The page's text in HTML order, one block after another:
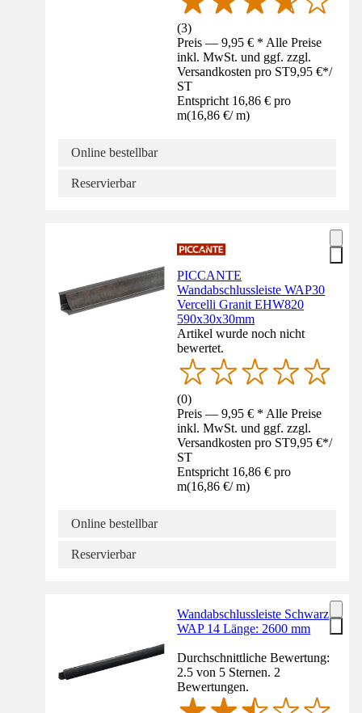
(3)
Preis — 9,95 € * Alle Preise
inkl. MwSt. und ggf. zzgl.
Versandkosten pro ST9,95 €*/
ST
Entspricht 16,86 € pro
m(16,86 €/ m)
Online bestellbar
Reservierbar
PICCANTE
Wandabschlussleiste WAP30
Vercelli Granit EHW820
590x30x30mm
Artikel wurde noch nicht
bewertet.
(0)
Preis — 9,95 € * Alle Preise
inkl. MwSt. und ggf. zzgl.
Versandkosten pro ST9,95 €*/
ST
Entspricht 16,86 € pro
m(16,86 €/ m)
Online bestellbar
Reservierbar
Wandabschlussleiste Schwarz
WAP 14 Länge: 2600 mm
Durchschnittliche Bewertung:
2.5 von 5 Sternen. 2
Bewertungen.